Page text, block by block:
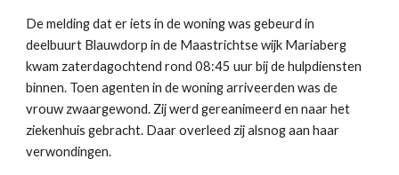
De melding dat er iets in de woning was gebeurd in
deelbuurt Blauwdorp in de Maastrichtse wijk Mariaberg
kwam zaterdagochtend rond 08:45 uur bij de hulpdiensten
binnen. Toen agenten in de woning arriveerden was de
vrouw zwaargewond. Zij werd gereanimeerd en naar het
ziekenhuis gebracht. Daar overleed zij alsnog aan haar
verwondingen.